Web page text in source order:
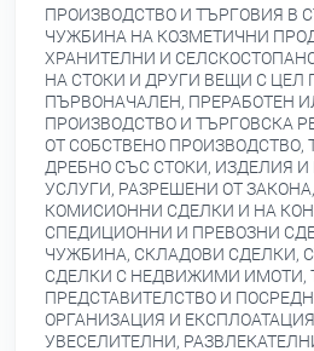
ПРОИЗВОДСТВО И ТЪРГОВИЯ В
ЧУЖБИНА НА КОЗМЕТИЧНИ
ХРАНИТЕЛНИ И
НА СТОКИ И ДРУГИ ВЕЩИ С ЦЕЛ
ПЪРВОНАЧАЛЕН, ПРЕРАБОТЕН
ПРОИЗВОДСТВО И ТЪРГОВСКА
ОТ СОБСТВЕНО ПРОИЗВОДСТВО,
ДРЕБНО СЪС СТОКИ, ИЗДЕЛИЯ
УСЛУГИ, РАЗРЕШЕНИ ОТ
КОМИСИОННИ СДЕЛКИ И НА
СПЕДИЦИОННИ И ПРЕВОЗНИ
ЧУЖБИНА, СКЛАДОВИ СДЕЛКИ,
СДЕЛКИ С НЕДВИЖИМИ ИМОТИ,
ПРЕДСТАВИТЕЛСТВО И
ОРГАНИЗАЦИЯ И
УВЕСЕЛИТЕЛНИ,